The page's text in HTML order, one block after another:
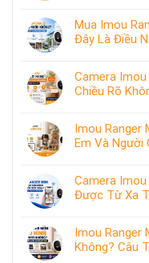
Mua Imou
Đây Là Điều
Camera
Chiều Rõ
Imou Ranger
Em Và Người
Camera
Được Từ Xa
Imou Ranger
Không? Câu